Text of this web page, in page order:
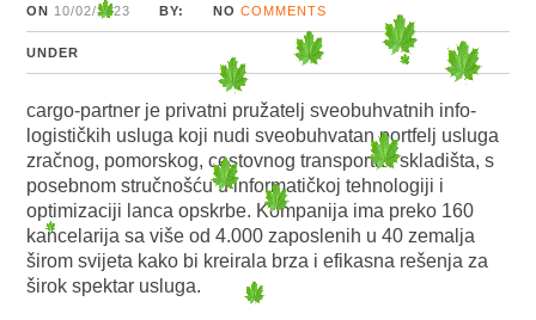
ON 10/02/2023 BY: NO COMMENTS
UNDER
cargo-partner je privatni pružatelj sveobuhvatnih info-
logističkih usluga koji nudi sveobuhvatan portfelj usluga
zračnog, pomorskog, cestovnog transporta i skladišta, s
posebnom stručnošću u informatičkoj tehnologiji i
optimizaciji lanca opskrbe. Kompanija ima preko 160
kancelarija sa više od 4.000 zaposlenih u 40 zemalja
širom svijeta kako bi kreirala brza i efikasna rešenja za
širok spektar usluga.